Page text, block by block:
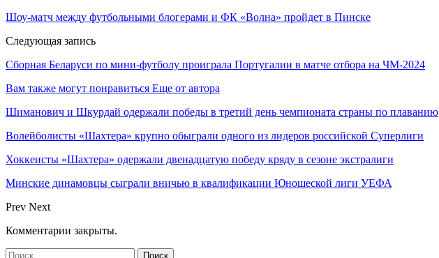
Шоу-матч между футбольными блогерами и ФК «Волна» пройдет в Пинске
Следующая запись
Сборная Беларуси по мини-футболу проиграла Португалии в матче отбора на ЧМ-2024
Вам также могут понравиться Еще от автора
Шиманович и Шкурдай одержали победы в третий день чемпионата страны по плаванию
Волейболисты «Шахтера» крупно обыграли одного из лидеров российской Суперлиги
Хоккеисты «Шахтера» одержали двенадцатую победу кряду в сезоне экстралиги
Минские динамовцы сыграли вничью в квалификации Юношеской лиги УЕФА
Prev Next
Комментарии закрыты.